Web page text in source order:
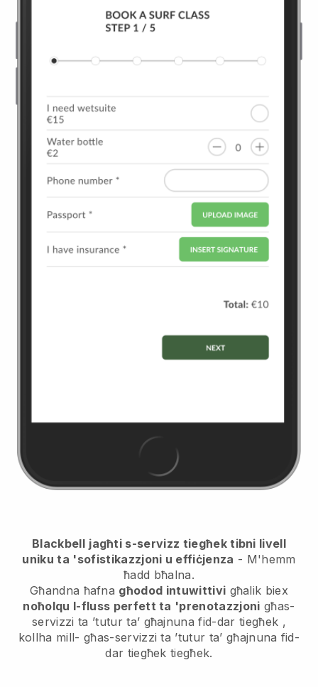
Blackbell jagħti s-servizz tiegħek tibni livell
uniku ta 'sofistikazzjoni u effiċjenza - M'hemm
ħadd bħalna.
Għandna ħafna għodod intuwittivi għalik biex
noħolqu l-fluss perfett ta 'prenotazzjoni għas-
servizzi ta ’tutur ta’ għajnuna fid-dar tiegħek ,
kollha mill-għas-servizzi ta ’tutur ta’ għajnuna fid-
dar tiegħek tiegħek.